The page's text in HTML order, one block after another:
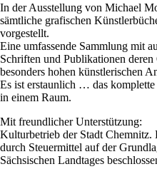
In der Ausstellung von Michael
sämtliche grafischen
vorgestellt.
Eine umfassende Sammlung mit
Schriften und Publikationen
besonders hohen künstlerischen
Es ist erstaunlich … das
in einem Raum.
Mit freundlicher Unterstützung:
Kulturbetrieb der Stadt
durch Steuermittel auf der
Sächsischen Landtages